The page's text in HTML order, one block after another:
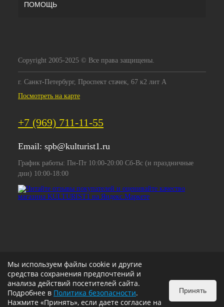
ПОМОЩЬ
Copyright 2005-2025 © Все права защищены.
г. Санкт-Петербург, Проспект стачек, 67 к2 лит А
Посмотреть на карте
+7 (969) 711-11-55
Email: spb@kulturist1.ru
График работы: Пн-Пт 10:00-20:00 Сб-Вс (и праздничные
дни) 10:00-18:00
Мы используем файлы cookie и другие
средства сохранения предпочтений и
анализа действий посетителей сайта.
Подробнее в Политика безопасности.
Нажмите «Принять», если даете согласие на
Принять